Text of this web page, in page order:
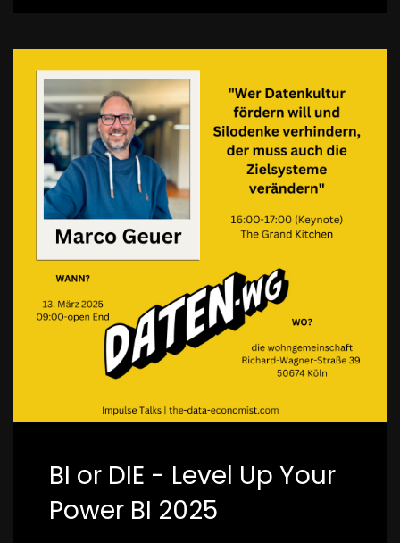
BI or DIE - Level Up Your
Power BI 2025